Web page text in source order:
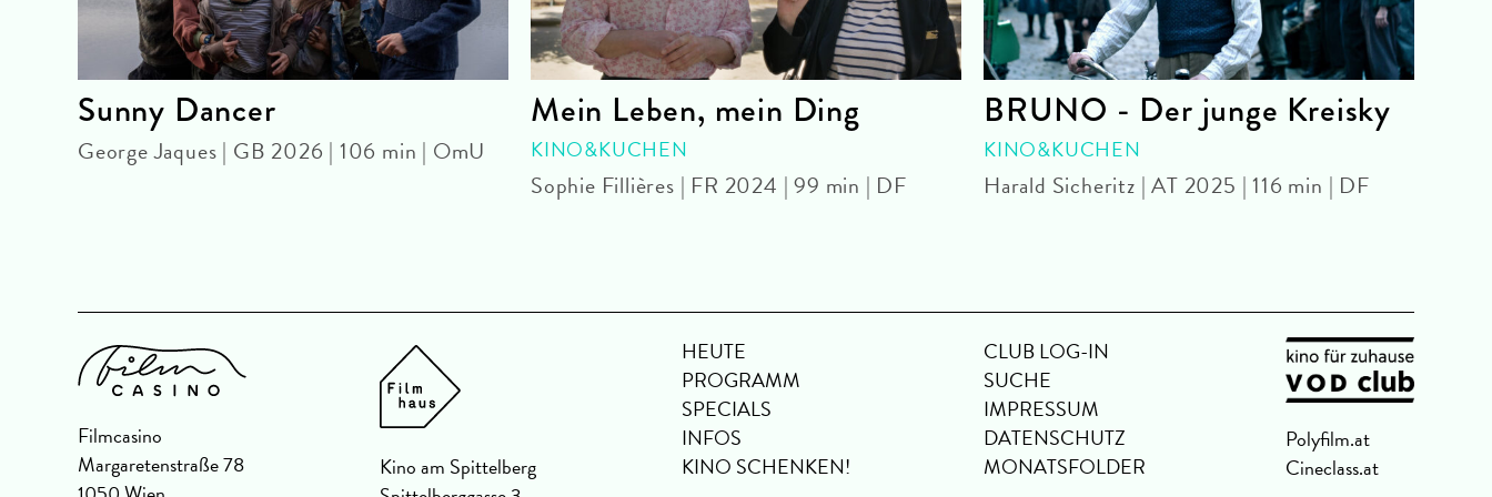
Sunny Dancer
George Jaques | GB 2026 | 106 min | OmU
Mein Leben, mein Ding
KINO&KUCHEN
Sophie Fillières | FR 2024 | 99 min | DF
BRUNO - Der junge Kreisky
KINO&KUCHEN
Harald Sicheritz | AT 2025 | 116 min | DF
Filmcasino
Margaretenstraße 78
Kino am Spittelberg
HEUTE
PROGRAMM
SPECIALS
INFOS
KINO SCHENKEN!
CLUB LOG-IN
SUCHE
IMPRESSUM
DATENSCHUTZ
MONATSFOLDER
Polyfilm.at
Cineclass.at